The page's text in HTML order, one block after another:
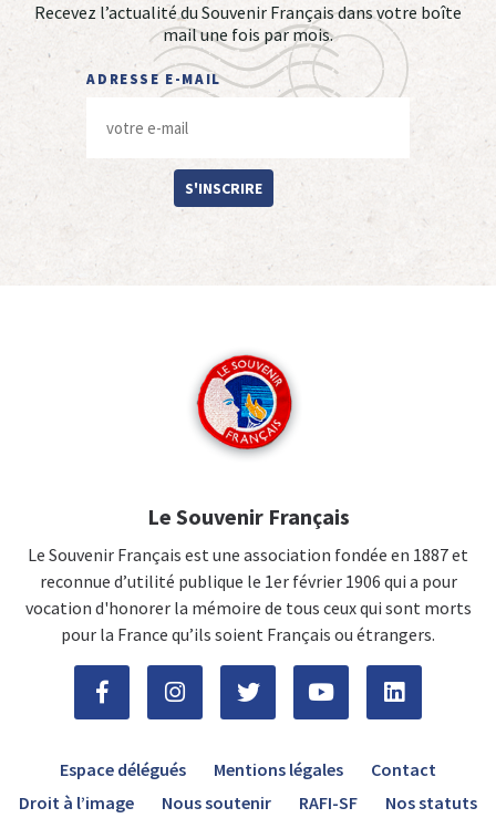
Recevez l’actualité du Souvenir Français dans votre boîte
mail une fois par mois.
ADRESSE E-MAIL
S'INSCRIRE
Le Souvenir Français
Le Souvenir Français est une association fondée en 1887 et
reconnue d’utilité publique le 1er février 1906 qui a pour
vocation d'honorer la mémoire de tous ceux qui sont morts
pour la France qu’ils soient Français ou étrangers.
Espace délégués Mentions légales
Contact
Droit à l’image
Nous soutenir RAFI-SF Nos statuts